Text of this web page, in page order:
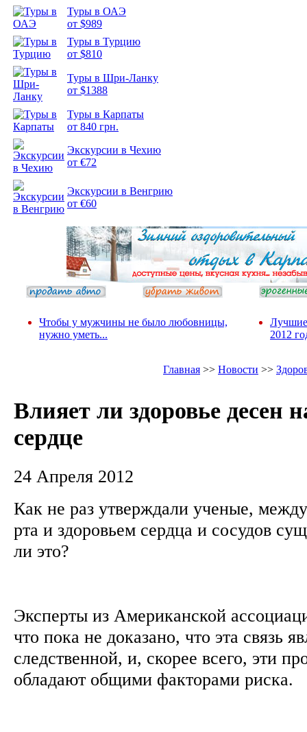
Туры в ОАЭ
от $989
Туры в Турцию
от $810
Туры в Шри-Ланку
от $1388
Туры в Карпаты
от 840 грн.
Экскурсии в Чехию
от €72
Экскурсии в Венгрию
от €60
Чтобы у мужчины не было любовницы,
нужно уметь...
Лучшие
2012
Главная >> Новости >>
Влияет ли здоровье десен
сердце
24 Апреля 2012
Как не раз утверждали ученые,
рта и здоровьем сердца и сосудов
ли это?
Эксперты из Американской
что пока не доказано, что эта связь
следственной, и, скорее всего, эти
обладают общими факторами риска.